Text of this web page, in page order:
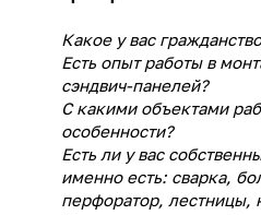
Какое у вас
Есть опыт работы в
сэндвич-панелей?
С какими объектами
особенности?
Есть ли у вас
именно есть: сварка,
перфоратор, лестницы,